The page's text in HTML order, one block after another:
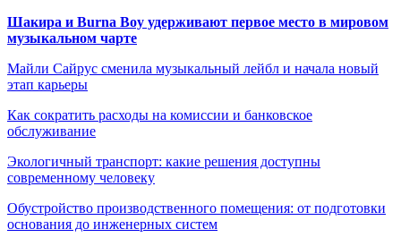
Шакира и Burna Boy удерживают первое место в мировом
музыкальном чарте
Майли Сайрус сменила музыкальный лейбл и начала новый
этап карьеры
Как сократить расходы на комиссии и банковское
обслуживание
Экологичный транспорт: какие решения доступны
современному человеку
Обустройство производственного помещения: от подготовки
основания до инженерных систем